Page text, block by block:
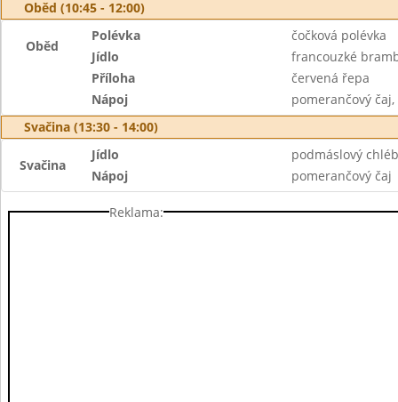
Oběd (10:45 - 12:00)
Oběd
Polévka
čočková polévka
Jídlo
francouzké
Příloha
červená řepa
Nápoj
pomerančový čaj,
Svačina (13:30 - 14:00)
Svačina
Jídlo
podmáslový
Nápoj
pomerančový čaj
Reklama: